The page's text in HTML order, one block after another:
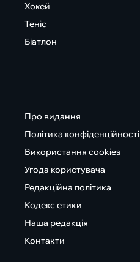
Хокей
Теніс
Біатлон
Про видання
Політика конфіденційності
Використання cookies
Угода користувача
Редакційна політика
Кодекс етики
Наша редакція
Контакти